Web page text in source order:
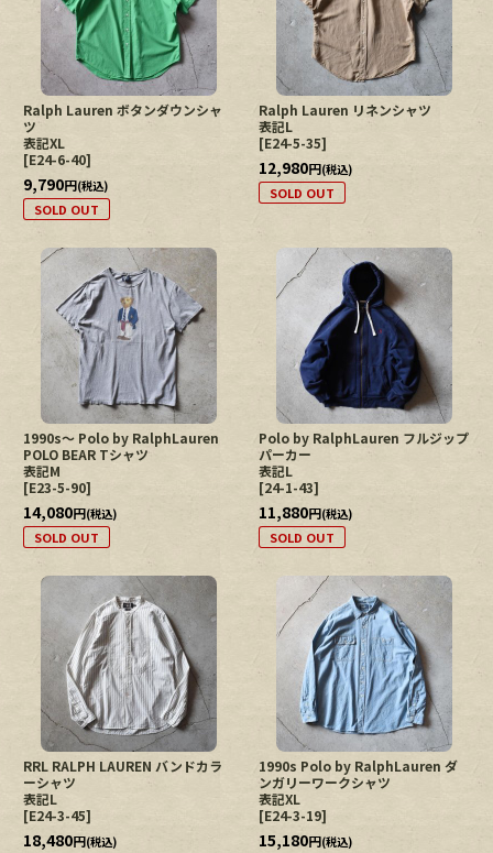
Ralph Lauren ボタンダウンシャ
ツ
表記XL
[E24-6-40]
9,790円(税込)
SOLD OUT
Ralph Lauren リネンシャツ
表記L
[E24-5-35]
12,980円(税込)
SOLD OUT
1990s〜 Polo by RalphLauren
POLO BEAR Tシャツ
表記M
[E23-5-90]
14,080円(税込)
SOLD OUT
Polo by RalphLauren フルジップ
パーカー
表記L
[24-1-43]
11,880円(税込)
SOLD OUT
RRL RALPH LAUREN バンドカラ
ーシャツ
表記L
[E24-3-45]
18,480円(税込)
1990s Polo by RalphLauren ダ
ンガリーワークシャツ
表記XL
[E24-3-19]
15,180円(税込)